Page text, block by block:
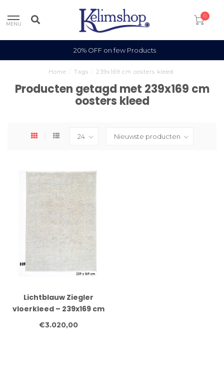
MENU
0
20% OFF on few Products
Home Tags 239x169 cm oosters kleed
Producten getagd met 239x169 cm
oosters kleed
Lichtblauw Ziegler
vloerkleed – 239x169 cm
– Handgeknoopt wollen
€3.020,00